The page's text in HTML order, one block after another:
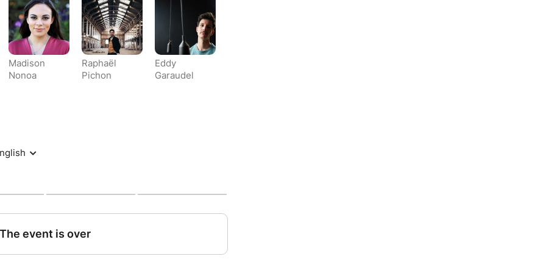
100% Pygmalion entend renouer avec la
en renouvelant son approche.
artistique
de chant
trois zones :
Madison
Nonoa
Raphaël
Pichon
Eddy
Garaudel